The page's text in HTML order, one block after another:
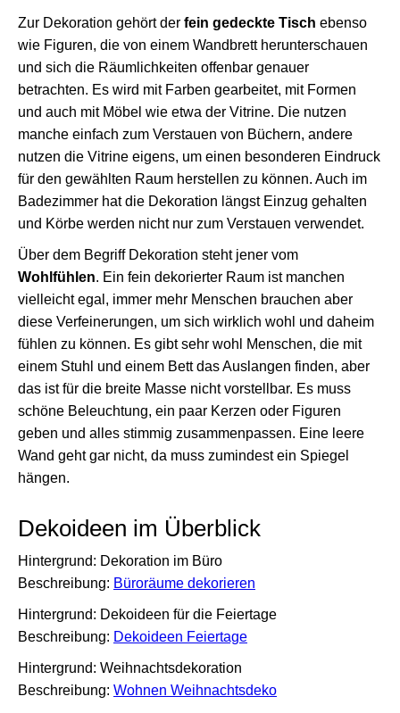
Zur Dekoration gehört der fein gedeckte Tisch ebenso
wie Figuren, die von einem Wandbrett herunterschauen
und sich die Räumlichkeiten offenbar genauer
betrachten. Es wird mit Farben gearbeitet, mit Formen
und auch mit Möbel wie etwa der Vitrine. Die nutzen
manche einfach zum Verstauen von Büchern, andere
nutzen die Vitrine eigens, um einen besonderen Eindruck
für den gewählten Raum herstellen zu können. Auch im
Badezimmer hat die Dekoration längst Einzug gehalten
und Körbe werden nicht nur zum Verstauen verwendet.
Über dem Begriff Dekoration steht jener vom
Wohlfühlen. Ein fein dekorierter Raum ist manchen
vielleicht egal, immer mehr Menschen brauchen aber
diese Verfeinerungen, um sich wirklich wohl und daheim
fühlen zu können. Es gibt sehr wohl Menschen, die mit
einem Stuhl und einem Bett das Auslangen finden, aber
das ist für die breite Masse nicht vorstellbar. Es muss
schöne Beleuchtung, ein paar Kerzen oder Figuren
geben und alles stimmig zusammenpassen. Eine leere
Wand geht gar nicht, da muss zumindest ein Spiegel
hängen.
Dekoideen im Überblick
Hintergrund: Dekoration im Büro
Beschreibung: Büroräume dekorieren
Hintergrund: Dekoideen für die Feiertage
Beschreibung: Dekoideen Feiertage
Hintergrund: Weihnachtsdekoration
Beschreibung: Wohnen Weihnachtsdeko